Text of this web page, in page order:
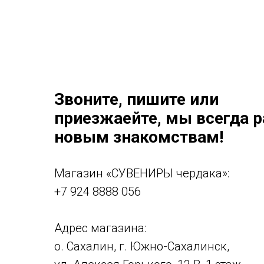
Звоните, пишите или
приезжаейте, мы всегда
новым знакомствам!
Магазин «СУВЕНИРЫ чердака»:
+7 924 8888 056
Адрес магазина:
о. Сахалин, г. Южно-Сахалинск,